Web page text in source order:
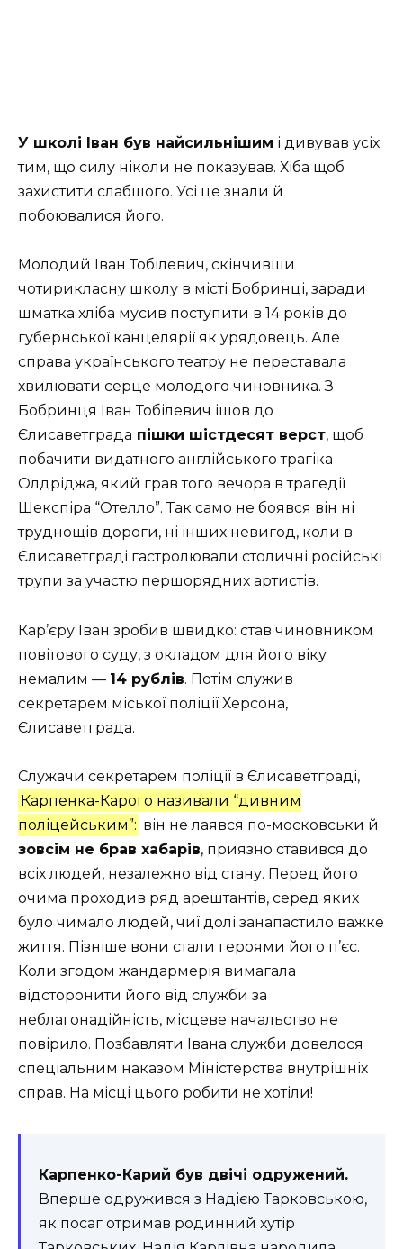
У школі Іван був найсильнішим і дивував усіх
тим, що силу ніколи не показував. Хіба щоб
захистити слабшого. Усі це знали й
побоювалися його.
Молодий Іван Тобілевич, скінчивши
чотирикласну школу в місті Бобринці, заради
шматка хліба мусив поступити в 14 років до
губернської канцелярії як урядовець. Але
справа українського театру не переставала
хвилювати серце молодого чиновника. З
Бобринця Іван Тобілевич ішов до
Єлисаветграда пішки шістдесят верст, щоб
побачити видатного англійського трагіка
Олдріджа, який грав того вечора в трагедії
Шекспіра “Отелло”. Так само не боявся він ні
труднощів дороги, ні інших невигод, коли в
Єлисаветграді гастролювали столичні російські
трупи за участю першорядних артистів.
Кар’єру Іван зробив швидко: став чиновником
повітового суду, з окладом для його віку
немалим — 14 рублів. Потім служив
секретарем міської поліції Херсона,
Єлисаветграда.
Служачи секретарем поліції в Єлисаветграді,
Карпенка-Карого називали “дивним
поліцейським”: він не лаявся по-московськи й
зовсім не брав хабарів, приязно ставився до
всіх людей, незалежно від стану. Перед його
очима проходив ряд арештантів, серед яких
було чимало людей, чиї долі занапастило важке
життя. Пізніше вони стали героями його п’єс.
Коли згодом жандармерія вимагала
відсторонити його від служби за
неблагонадійність, місцеве начальство не
повірило. Позбавляти Івана служби довелося
спеціальним наказом Міністерства внутрішніх
справ. На місці цього робити не хотіли!
Карпенко-Карий був двічі одружений.
Вперше одружився з Надією Тарковською,
як посаг отримав родинний хутір